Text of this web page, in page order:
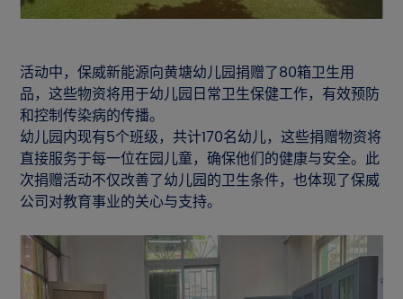
活动中，保威新能源向黄塘幼儿园捐赠了80箱卫生用
品，这些物资将用于幼儿园日常卫生保健工作，有效预防
和控制传染病的传播。
幼儿园内现有5个班级，共计170名幼儿，这些捐赠物资将
直接服务于每一位在园儿童，确保他们的健康与安全。此
次捐赠活动不仅改善了幼儿园的卫生条件，也体现了保威
公司对教育事业的关心与支持。